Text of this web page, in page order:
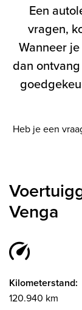
Een
vragen,
Wanneer
dan
Heb je een
Venga
Kilometerstand:
120.940 km